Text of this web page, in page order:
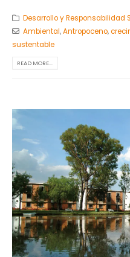
Desarrollo y Responsabilidad
Ambiental,Antropoceno,
sustentable
READ MORE...